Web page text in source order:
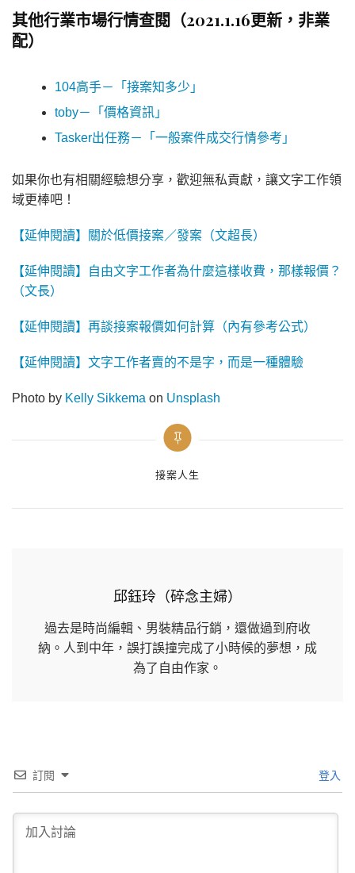
其他行業市場行情查閱（2021.1.16更新，非業
配）
104高手－「接案知多少」
toby－「價格資訊」
Tasker出任務－「一般案件成交行情參考」
如果你也有相關經驗想分享，歡迎無私貢獻，讓文字工作領
域更棒吧！
【延伸閱讀】關於低價接案／發案（文超長）
【延伸閱讀】自由文字工作者為什麼這樣收費，那樣報價？
（文長）
【延伸閱讀】再談接案報價如何計算（內有參考公式）
【延伸閱讀】文字工作者賣的不是字，而是一種體驗
Photo by Kelly Sikkema on Unsplash
Categories
接案人生
邱鈺玲（碎念主婦）
過去是時尚編輯、男裝精品行銷，還做過到府收
納。人到中年，誤打誤撞完成了小時候的夢想，成
為了自由作家。
訂閱 登入